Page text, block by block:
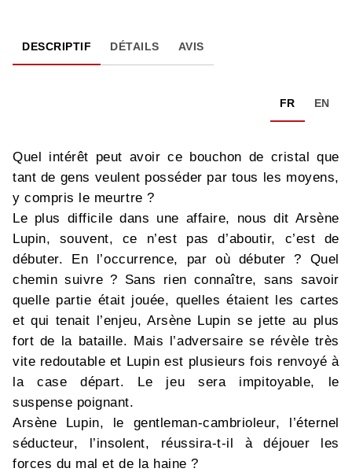
DESCRIPTIF DÉTAILS AVIS
FR EN
Quel intérêt peut avoir ce bouchon de cristal que
tant de gens veulent posséder par tous les moyens,
y compris le meurtre ?
Le plus difficile dans une affaire, nous dit Arsène
Lupin, souvent, ce n’est pas d’aboutir, c’est de
débuter. En l’occurrence, par où débuter ? Quel
chemin suivre ? Sans rien connaître, sans savoir
quelle partie était jouée, quelles étaient les cartes
et qui tenait l’enjeu, Arsène Lupin se jette au plus
fort de la bataille. Mais l’adversaire se révèle très
vite redoutable et Lupin est plusieurs fois renvoyé à
la case départ. Le jeu sera impitoyable, le
suspense poignant.
Arsène Lupin, le gentleman-cambrioleur, l’éternel
séducteur, l’insolent, réussira-t-il à déjouer les
forces du mal et de la haine ?